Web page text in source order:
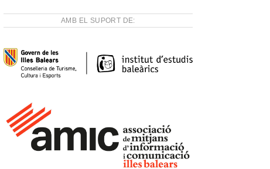
AMB EL SUPORT DE: